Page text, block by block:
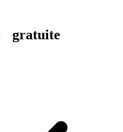
gratuite